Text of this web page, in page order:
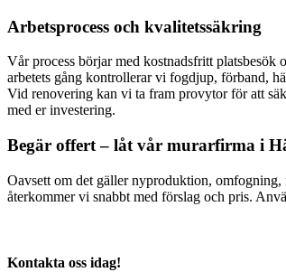
Arbetsprocess och kvalitetssäkring
Vår process börjar med kostnadsfritt
arbetets gång kontrollerar vi fogdjup, förband,
Vid renovering kan vi ta fram provytor för att
med er investering.
Begär offert – låt vår murarfirma i
Oavsett om det gäller nyproduktion, omfogning,
återkommer vi snabbt med förslag och pris.
Kontakta oss idag!